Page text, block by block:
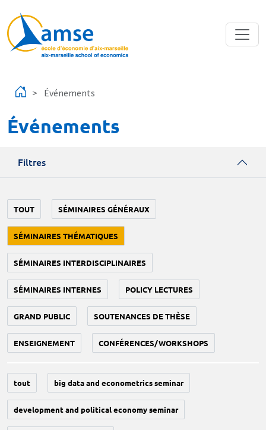
Événements
Événements
Filtres
TOUT SÉMINAIRES GÉNÉRAUX
SÉMINAIRES THÉMATIQUES
SÉMINAIRES INTERDISCIPLINAIRES
SÉMINAIRES INTERNES POLICY LECTURES
GRAND PUBLIC SOUTENANCES DE THÈSE
ENSEIGNEMENT CONFÉRENCES/WORKSHOPS
tout big data and econometrics seminar
development and political economy seminar